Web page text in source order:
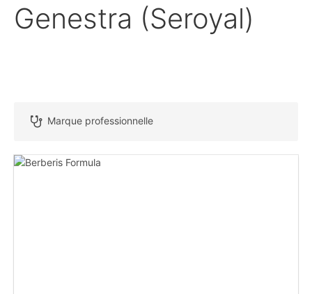
Genestra (Seroyal)
Marque professionnelle